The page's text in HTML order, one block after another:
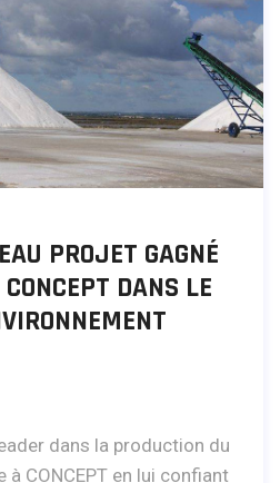
PROJET GAGNÉ
DANS LE
dans la production du
CONCEPT en lui confiant